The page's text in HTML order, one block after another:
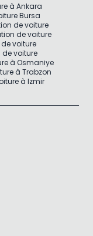
à Ankara
Bursa
de voiture
de voiture
voiture
voiture
à Osmaniye
à Trabzon
à Izmir